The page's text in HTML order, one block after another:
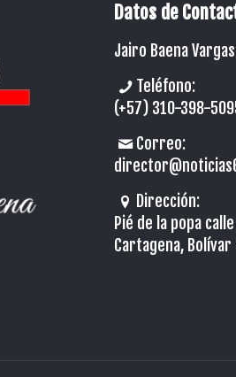
Datos de
Jairo Baena
Teléfono:
(+57) 310-398-
Correo:
Dirección:
Pié de la popa
Cartagena,